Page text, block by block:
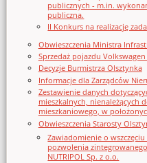
publicznych - m.in.
publiczna.
II Konkurs na realizację
Obwieszczenia Ministra
Sprzedaż pojazdu
Decyzje Burmistrza Olsztynka
Informacje dla Zarządców
Zestawienie danych
mieszkalnych, nienależących
mieszkaniowego, w
Obwieszczenia Starosty
Zawiadomienie o
pozwolenia
NUTRIPOL Sp. z o.o.